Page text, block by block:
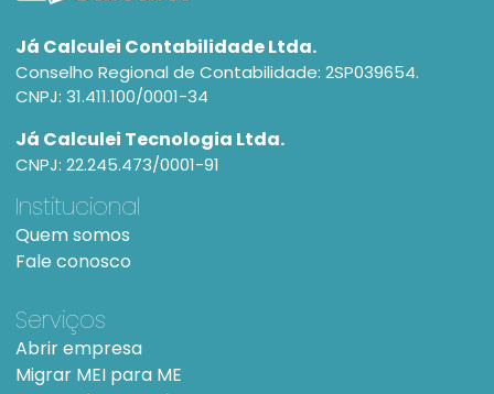
Já Calculei Contabilidade Ltda.
Conselho Regional de Contabilidade: 2SP039654.
CNPJ: 31.411.100/0001-34
Já Calculei Tecnologia Ltda.
CNPJ: 22.245.473/0001-91
Institucional
Quem somos
Fale conosco
Serviços
Abrir empresa
Migrar MEI para ME